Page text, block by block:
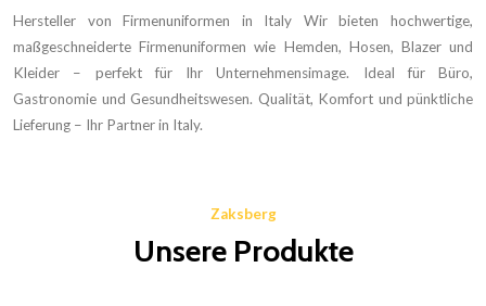
Hersteller von Firmenuniformen in Italy Wir bieten hochwertige,
maßgeschneiderte Firmenuniformen wie Hemden, Hosen, Blazer und
Kleider – perfekt für Ihr Unternehmensimage. Ideal für Büro,
Gastronomie und Gesundheitswesen. Qualität, Komfort und pünktliche
Lieferung – Ihr Partner in Italy.
Zaksberg
Unsere Produkte